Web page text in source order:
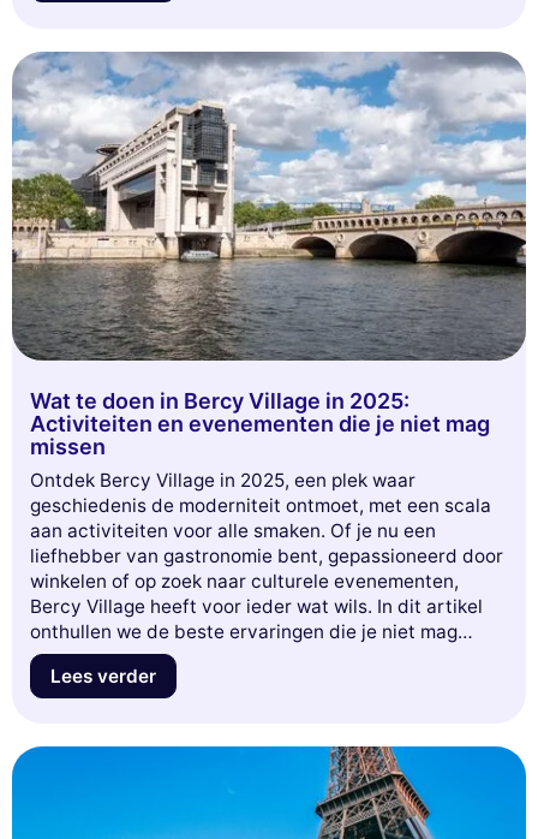
onvergetelijk avontuur!
Wat te doen in Bercy Village in 2025:
Activiteiten en evenementen die je niet mag
missen
Ontdek Bercy Village in 2025, een plek waar
geschiedenis de moderniteit ontmoet, met een scala
aan activiteiten voor alle smaken. Of je nu een
liefhebber van gastronomie bent, gepassioneerd door
winkelen of op zoek naar culturele evenementen,
Bercy Village heeft voor ieder wat wils. In dit artikel
onthullen we de beste ervaringen die je niet mag
missen, van trendy restaurants tot unieke boetieks, en
van boeiende animaties. Bereid je voor om deze
Lees verder